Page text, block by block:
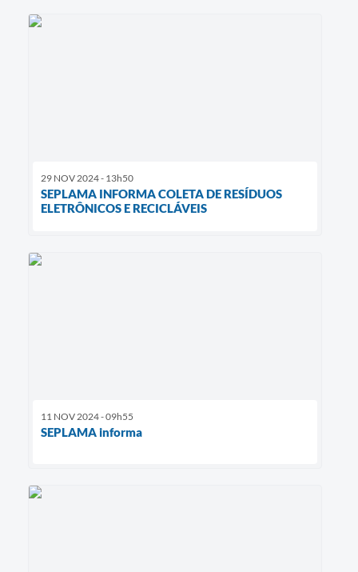
29 NOV 2024 - 13h50
SEPLAMA INFORMA COLETA DE RESÍDUOS
ELETRÔNICOS E RECICLÁVEIS
11 NOV 2024 - 09h55
SEPLAMA informa